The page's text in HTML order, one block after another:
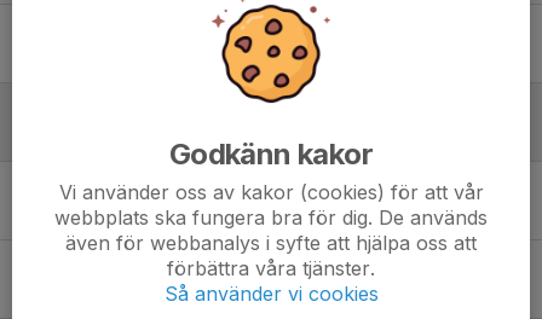
Utbildningar, kika igenom utbud och boka.
Utbildning Första hjälpen 13/5 Hockeyspecial
12 maj, 22:01
15 mar, 16:04
Godkänn kakor
Vi använder oss av kakor (cookies) för att vår
webbplats ska fungera bra för dig. De används
även för webbanalys i syfte att hjälpa oss att
förbättra våra tjänster.
Så använder vi cookies